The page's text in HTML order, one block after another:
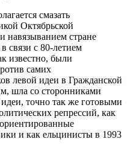
смазать
Октябрьской
навязыванием стране
связи с 80-летием
известно, были
самих
левой идеи в Гражданской
шла со сторонниками
точно так же готовыми
репрессий, как
и как ельцинисты в 1993